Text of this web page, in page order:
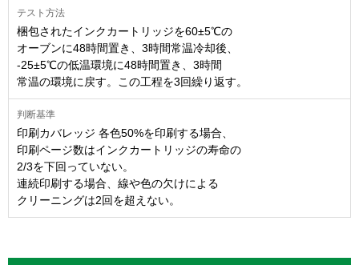
梱包されたインクカートリッジを60±5℃の
オーブンに48時間置き、3時間常温冷却後、
-25±5℃の低温環境に48時間置き、3時間
常温の環境に戻す。この工程を3回繰り返す。
印刷カバレッジ 各色50%を印刷する場合、
印刷ページ数はインクカートリッジの寿命の
2/3を下回っていない。
連続印刷する場合、線や色の欠けによる
クリーニングは2回を超えない。